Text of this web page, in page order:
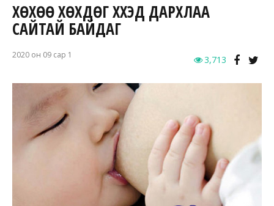
ХӨХӨӨ ХӨХДӨГ ХҮҮХЭД ДАРХЛАА
САЙТАЙ БАЙДАГ
2020 он 09 сар 1 3,713